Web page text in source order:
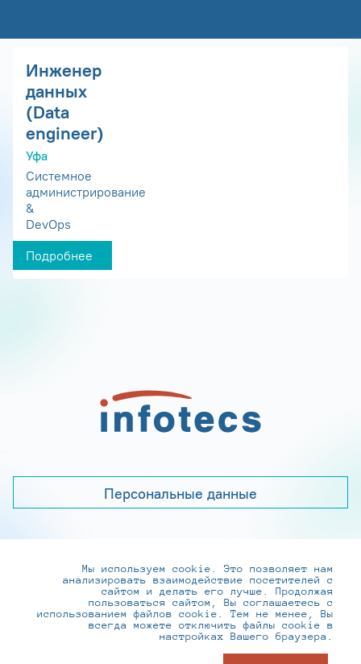
Инженер
данных
(Data
engineer)
Уфа
Системное
администрирование
&
DevOps
Подробнее
Персональные данные
+7 (495) 737-6192, 8-800-250-0-260
practice@infotecs.ru,hr@infotecs.ru
127273, г. Москва, Отрадная ул., 2Б строение 1
Мы используем cookie. Это позволяет нам
анализировать взаимодействие посетителей с
сайтом и делать его лучше. Продолжая
пользоваться сайтом, Вы соглашаетесь с
использованием файлов cookie. Тем не менее, Вы
всегда можете отключить файлы cookie в
настройках Вашего браузера.